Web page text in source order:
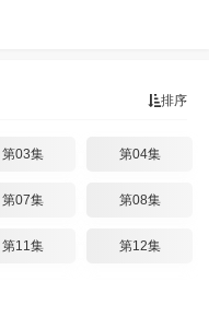
排序
第03集 第04集
第07集 第08集
第11集 第12集